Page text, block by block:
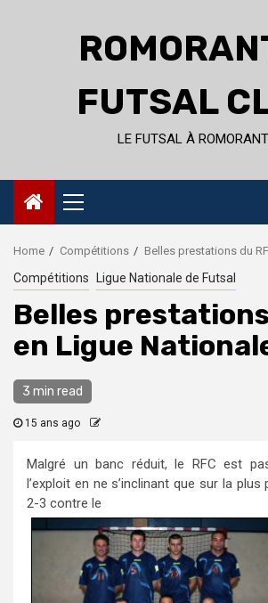
FUTSAL
LE FUTSAL À
Primary
Menu
Home Compétitions Belles prestations du
Compétitions Ligue Nationale de Futsal
Belles
en Ligue
3 min read
15 ans ago
Malgré un banc réduit, le RFC est
l’exploit en ne s’inclinant que sur la
2-3 contre le